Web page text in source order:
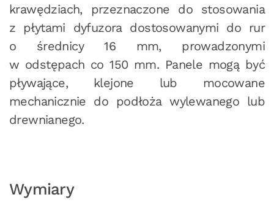
krawędziach, przeznaczone do stosowania
z płytami dyfuzora dostosowanymi do rur
o średnicy 16 mm, prowadzonymi
w odstępach co 150 mm. Panele mogą być
pływające, klejone lub mocowane
mechanicznie do podłoża wylewanego lub
drewnianego.
Wymiary